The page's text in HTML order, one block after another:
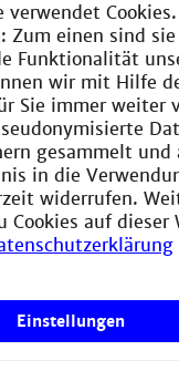
melden
Mannheim
10
verwendet
Zum einen sind
Funktionalität
wir mit Hilfe
Sie immer weiter
gesammelt und
in die
widerrufen.
Cookies auf dieser
Einstellungen